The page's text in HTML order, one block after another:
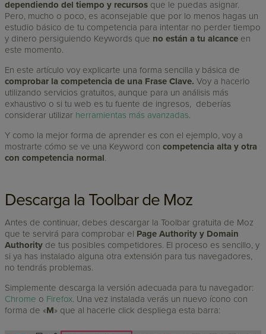
dependiendo del tiempo y recursos que le puedas asignar.
Pero, mucho o poco, es aconsejable que por lo menos hagas un
estudio básico de tu competencia para intentar no perder tiempo
y dinero persiguiendo Keywords que no están a tu alcance en
este momento.
En este artículo voy explicarte una forma sencilla y básica de
comprobar la competencia de una Frase Clave. Voy a hacerlo
utilizando servicios gratuitos, aunque para un análisis más
exhaustivo o si tu web es tu fuente de ingresos, deberías
considerar utilizar herramientas más avanzadas.
Y como la mejor forma de aprender es con el ejemplo, voy a
mostrarte cómo se ve una Keyword concompetencia alta y otra
con competencia normal.
Descarga la Toolbar de Moz
Antes de continuar, debes descargar la Toolbar gratuita de Moz
que te servirá para comprobar el Page Authority y Domain
Authority de tus posibles competidores. El proceso es sencillo, y
si ya has instalado alguna otra extensión para tus navegadores,
no tendrás problemas.
Simplemente descarga la versión adecuada para tu navegador:
Chrome o Firefox. Una vez instalada verás un nuevo ícono con
forma de «M» que al hacerle click despliega esta barra: